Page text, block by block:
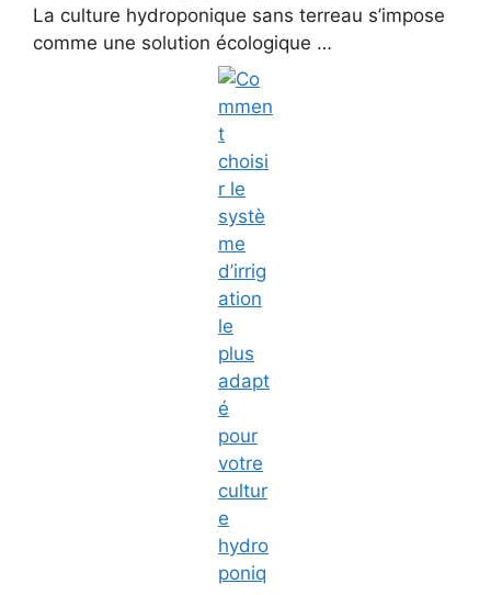
La culture hydroponique sans terreau s’impose
comme une solution écologique …